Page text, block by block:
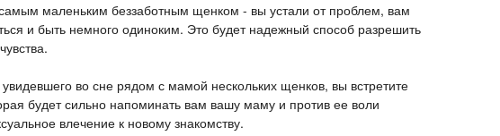
маленьким беззаботным щенком - вы устали от проблем, вам
и быть немного одиноким. Это будет надежный способ разрешить
во сне рядом с мамой нескольких щенков, вы встретите
будет сильно напоминать вам вашу маму и против ее воли
влечение к новому знакомству.